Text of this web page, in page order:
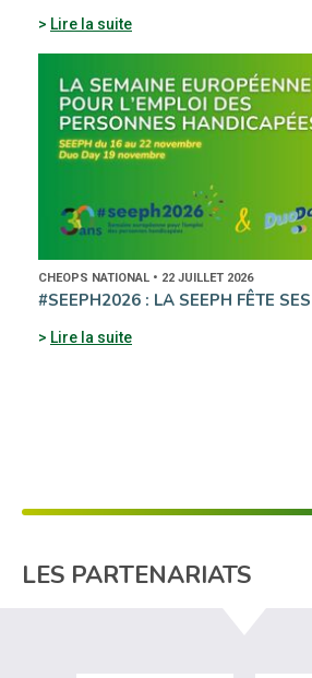
Lire la suite
CHEOPS NATIONAL • 22 JUILLET 2026
#SEEPH2026 : LA SEEPH FÊTE
Lire la suite
LES PARTENARIATS